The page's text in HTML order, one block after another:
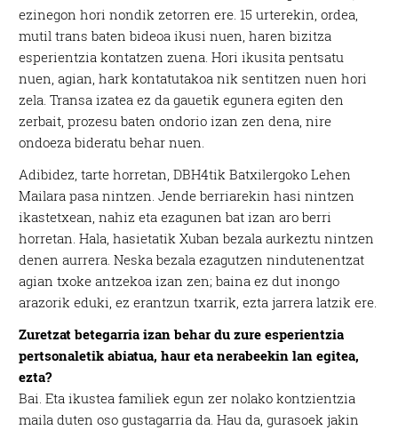
ezinegon hori nondik zetorren ere. 15 urterekin, ordea,
mutil trans baten bideoa ikusi nuen, haren bizitza
esperientzia kontatzen zuena. Hori ikusita pentsatu
nuen, agian, hark kontatutakoa nik sentitzen nuen hori
zela. Transa izatea ez da gauetik egunera egiten den
zerbait, prozesu baten ondorio izan zen dena, nire
ondoeza bideratu behar nuen.
Adibidez, tarte horretan, DBH4tik Batxilergoko Lehen
Mailara pasa nintzen. Jende berriarekin hasi nintzen
ikastetxean, nahiz eta ezagunen bat izan aro berri
horretan. Hala, hasietatik Xuban bezala aurkeztu nintzen
denen aurrera. Neska bezala ezagutzen nindutenentzat
agian txoke antzekoa izan zen; baina ez dut inongo
arazorik eduki, ez erantzun txarrik, ezta jarrera latzik ere.
Zuretzat betegarria izan behar du zure esperientzia
pertsonaletik abiatua, haur eta nerabeekin lan egitea,
ezta?
Bai. Eta ikustea familiek egun zer nolako kontzientzia
maila duten oso gustagarria da. Hau da, gurasoek jakin